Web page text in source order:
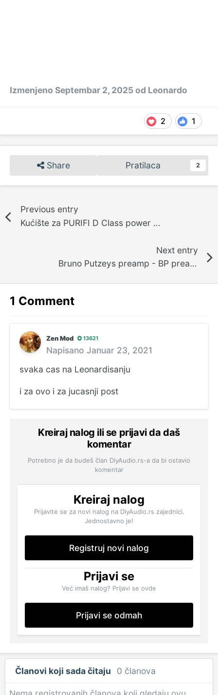
Izmenjeno Septembar 2, 2025od Leonardo
2 1
Share Pratilaca 2
Previous entry
Kućište za PURIFI D Class power amp. Jan 2020.
Next entry
Bruno Putzeys preamp - BP preamp LA vol.5 - završena izrada. Mart 2020
1 Comment
Zen Mod 13621
Napisano Januar 23, 2021
svaka cas na Leonardisanju
i za ovo i za jucasnji post
Kreiraj nalog ili se prijavi da daš
komentar
Potrebno je da budeš član DiyAudio.rs-a da bi ostavio
komentar
Kreiraj nalog
Prijavite se za novi nalog na DiyAudio.rs zajednici.
Jednostavno je!
Registruj novi nalog
Prijavi se
Već imaš nalog? Prijavi se ovde
Prijavi se odmah
Članovi koji sada čitaju 0 članova